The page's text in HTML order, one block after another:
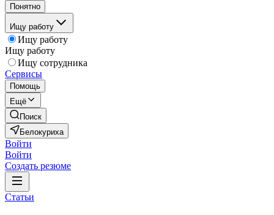
Понятно
Ищу работу
Ищу работу
Ищу работу
Ищу сотрудника
Сервисы
Помощь
Ещё
Поиск
Белокуриха
Войти
Войти
Создать резюме
Статьи